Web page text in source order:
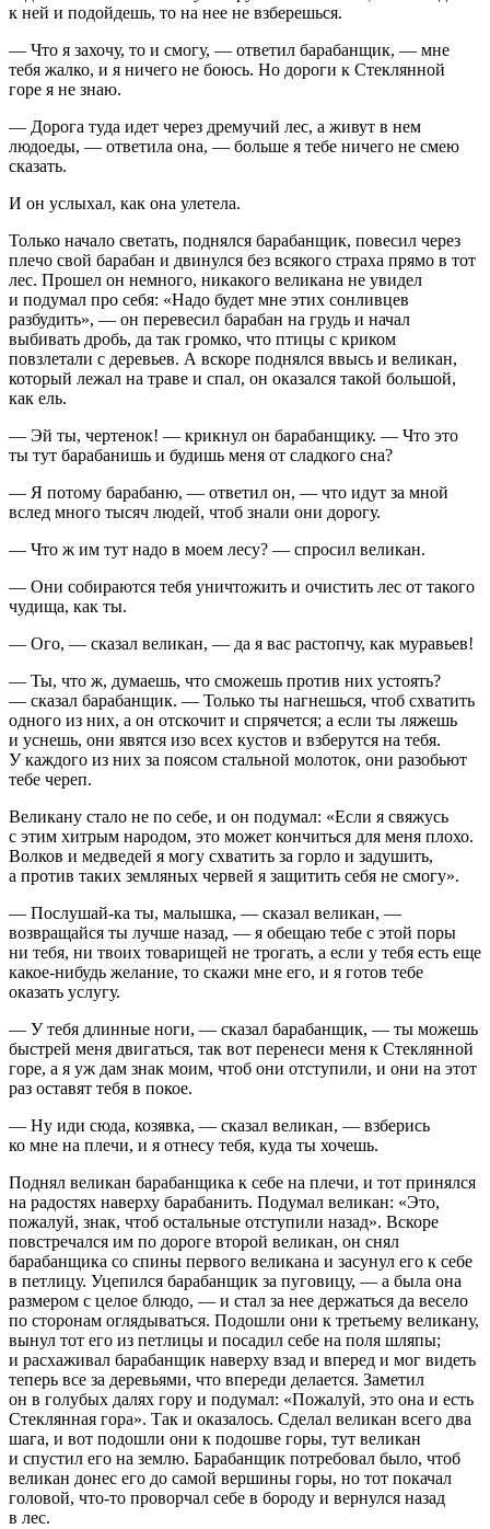
к ней и подойдешь, то на нее не взберешься.
— Что я захочу, то и смогу, — ответил барабанщик, — мне
тебя жалко, и я ничего не боюсь. Но дороги к Стеклянной
горе я не знаю.
— Дорога туда идет через дремучий лес, а живут в нем
людоеды, — ответила она, — больше я тебе ничего не смею
сказать.
И он услыхал, как она улетела.
Только начало светать, поднялся барабанщик, повесил через
плечо свой барабан и двинулся без всякого страха прямо в тот
лес. Прошел он немного, никакого великана не увидел
и подумал про себя: «Надо будет мне этих сонливцев
разбудить», — он перевесил барабан на грудь и начал
выбивать дробь, да так громко, что птицы с криком
повзлетали с деревьев. А вскоре поднялся ввысь и великан,
который лежал на траве и спал, он оказался такой большой,
как ель.
— Эй ты, чертенок! — крикнул он барабанщику. — Что это
ты тут барабанишь и будишь меня от сладкого сна?
— Я потому барабаню, — ответил он, — что идут за мной
вслед много тысяч людей, чтоб знали они дорогу.
— Что ж им тут надо в моем лесу? — спросил великан.
— Они собираются тебя уничтожить и очистить лес от такого
чудища, как ты.
— Ого, — сказал великан, — да я вас растопчу, как муравьев!
— Ты, что ж, думаешь, что сможешь против них устоять?
— сказал барабанщик. — Только ты нагнешься, чтоб схватить
одного из них, а он отскочит и спрячется; а если ты ляжешь
и уснешь, они явятся изо всех кустов и взберутся на тебя.
У каждого из них за поясом стальной молоток, они разобьют
тебе череп.
Великану стало не по себе, и он подумал: «Если я свяжусь
с этим хитрым народом, это может кончиться для меня плохо.
Волков и медведей я могу схватить за горло и задушить,
а против таких земляных червей я защитить себя не смогу».
— Послушай-ка ты, малышка, — сказал великан, —
возвращайся ты лучше назад, — я обещаю тебе с этой поры
ни тебя, ни твоих товарищей не трогать, а если у тебя есть еще
какое-нибудь желание, то скажи мне его, и я готов тебе
оказать услугу.
— У тебя длинные ноги, — сказал барабанщик, — ты можешь
быстрей меня двигаться, так вот перенеси меня к Стеклянной
горе, а я уж дам знак моим, чтоб они отступили, и они на этот
раз оставят тебя в покое.
— Ну иди сюда, козявка, — сказал великан, — взберись
ко мне на плечи, и я отнесу тебя, куда ты хочешь.
Поднял великан барабанщика к себе на плечи, и тот принялся
на радостях наверху барабанить. Подумал великан: «Это,
пожалуй, знак, чтоб остальные отступили назад». Вскоре
повстречался им по дороге второй великан, он снял
барабанщика со спины первого великана и засунул его к себе
в петлицу. Уцепился барабанщик за пуговицу, — а была она
размером с целое блюдо, — и стал за нее держаться да весело
по сторонам оглядываться. Подошли они к третьему великану,
вынул тот его из петлицы и посадил себе на поля шляпы;
и расхаживал барабанщик наверху взад и вперед и мог видеть
теперь все за деревьями, что впереди делается. Заметил
он в голубых далях гору и подумал: «Пожалуй, это она и есть
Стеклянная гора». Так и оказалось. Сделал великан всего два
шага, и вот подошли они к подошве горы, тут великан
и спустил его на землю. Барабанщик потребовал было, чтоб
великан донес его до самой вершины горы, но тот покачал
головой, что-то проворчал себе в бороду и вернулся назад
в лес.